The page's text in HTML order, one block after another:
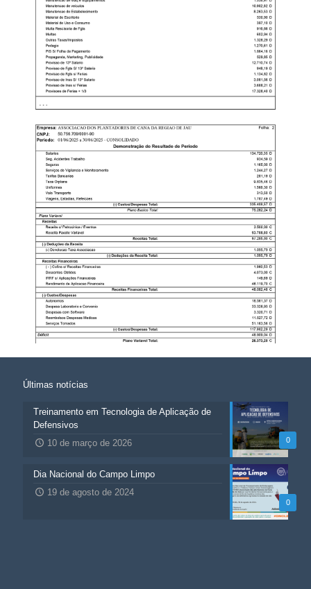
Últimas notícias
0
Treinamento em Tecnologia de Aplicação de
Defensivos
10 de março de 2026
0
Dia Nacional do Campo Limpo
19 de agosto de 2024